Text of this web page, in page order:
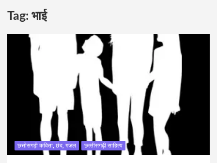
Tag: भाई
छत्तीसगढ़ी कविता, छंद, ग़ज़ल छत्‍तीसगढ़ी साहित्‍य